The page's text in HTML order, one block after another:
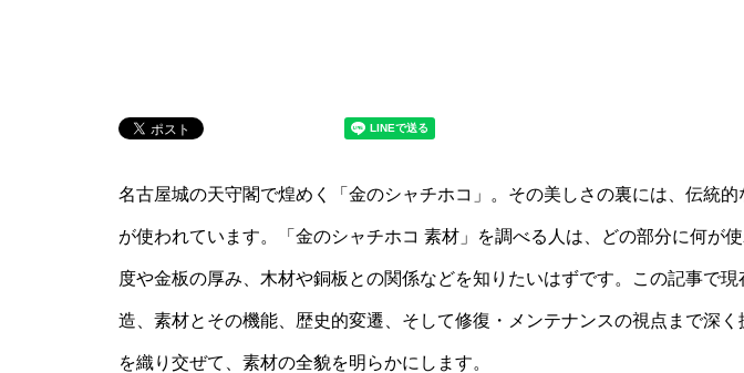
名古屋城の天守閣で煌めく「金のシャチホコ」。その美しさの裏には、伝統
が使われています。「金のシャチホコ 素材」を調べる人は、どの部分に何が
度や金板の厚み、木材や銅板との関係などを知りたいはずです。この記事で
造、素材とその機能、歴史的変遷、そして修復・メンテナンスの視点まで深
を織り交ぜて、素材の全貌を明らかにします。